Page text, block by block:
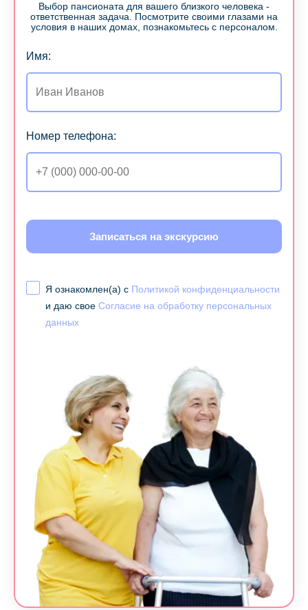
Выбор пансионата для вашего близкого человека -
ответственная задача. Посмотрите своими глазами на
условия в наших домах, познакомьтесь с персоналом.
Имя:
Номер телефона:
Записаться на экскурсию
Я ознакомлен(а) с Политикой конфиденциальности
и даю свое Согласие на обработку персональных
данных